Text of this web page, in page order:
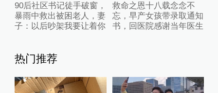
90后社区书记徒手破窗，
暴雨中救出被困老人，妻
子：以后吵架我要让着你
救命之恩十八载念念不
忘，早产女孩带录取通知
书，回医院感谢当年医生
热门推荐